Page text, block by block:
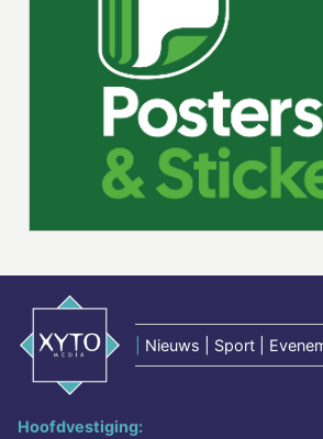
Nieuws | Sport |
Hoofdvestiging: